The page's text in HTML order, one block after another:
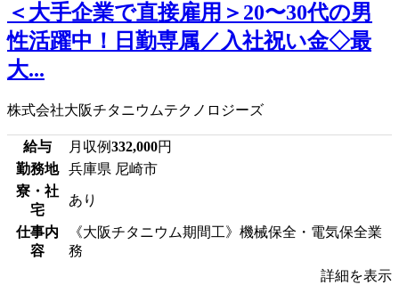
＜大手企業で直接雇用＞20〜30代の男
性活躍中！日勤専属／入社祝い金◇最
大...
株式会社大阪チタニウムテクノロジーズ
給与 月収例332,000円
勤務地
兵庫県 尼崎市
寮・社
宅
あり
仕事内
容
《大阪チタニウム期間工》機械保全・電気保全業
務
詳細を表示